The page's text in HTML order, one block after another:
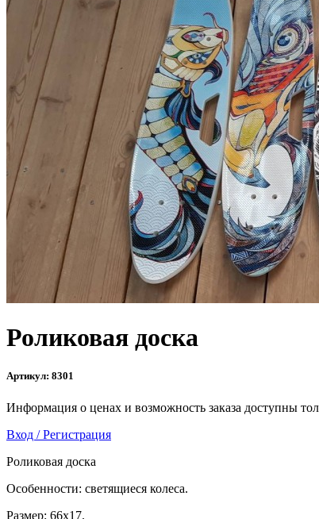
Роликовая доска
Артикул: 8301
Информация о ценах и возможность заказа доступны
Вход / Регистрация
Роликовая доска
Особенности: светящиеся колеса.
Размер: 66x17.